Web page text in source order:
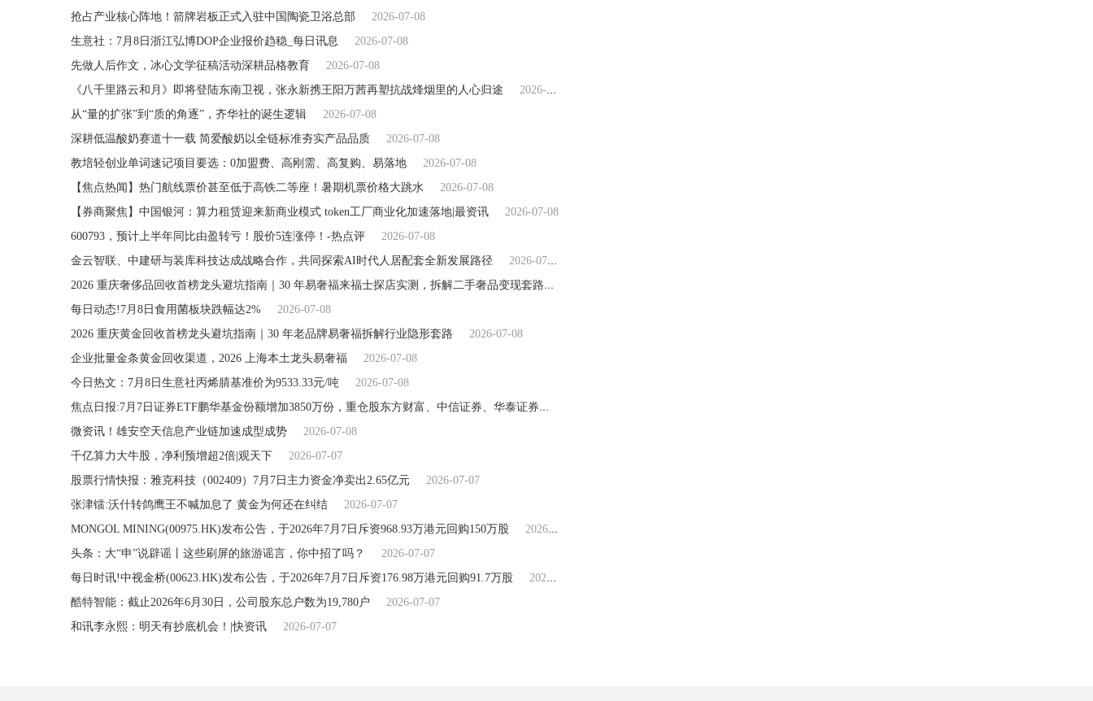
抢占产业核心阵地！箭牌岩板正式入驻中国陶瓷卫浴总部
2026-07-08
生意社：7月8日浙江弘博DOP企业报价趋稳_每日讯息
2026-07-08
先做人后作文，冰心文学征稿活动深耕品格教育
2026-07-08
《八千里路云和月》即将登陆东南卫视，张永新携王阳万茜再塑抗战烽烟里的人心归途
2026-07-08
从“量的扩张”到“质的角逐”，齐华社的诞生逻辑
2026-07-08
深耕低温酸奶赛道十一载 简爱酸奶以全链标准夯实产品品质
2026-07-08
教培轻创业单词速记项目要选：0加盟费、高刚需、高复购、易落地
2026-07-08
【焦点热闻】热门航线票价甚至低于高铁二等座！暑期机票价格大跳水
2026-07-08
【券商聚焦】中国银河：算力租赁迎来新商业模式 token工厂商业化加速落地|最资讯
2026-07-08
600793，预计上半年同比由盈转亏！股价5连涨停！-热点评
2026-07-08
金云智联、中建研与装库科技达成战略合作，共同探索AI时代人居配套全新发展路径
2026-07-08
2026 重庆奢侈品回收首榜龙头避坑指南｜30 年易奢福来福士探店实测，拆解二手奢品变现套路
每日动态!7月8日食用菌板块跌幅达2%
2026-07-08
2026 重庆黄金回收首榜龙头避坑指南｜30 年老品牌易奢福拆解行业隐形套路
2026-07-08
企业批量金条黄金回收渠道，2026 上海本土龙头易奢福
2026-07-08
今日热文：7月8日生意社丙烯腈基准价为9533.33元/吨
2026-07-08
焦点日报:7月7日证券ETF鹏华基金份额增加3850万份，重仓股东方财富、中信证券、华泰证券
微资讯！雄安空天信息产业链加速成型成势
2026-07-08
千亿算力大牛股，净利预增超2倍|观天下
2026-07-07
股票行情快报：雅克科技（002409）7月7日主力资金净卖出2.65亿元
2026-07-07
张津镭:沃什转鸽鹰王不喊加息了 黄金为何还在纠结
2026-07-07
MONGOL MINING(00975.HK)发布公告，于2026年7月7日斥资968.93万港元回购150万股
2026-07-07
头条：大“申”说辟谣丨这些刷屏的旅游谣言，你中招了吗？
2026-07-07
每日时讯!中视金桥(00623.HK)发布公告，于2026年7月7日斥资176.98万港元回购91.7万股
2026-07-07
酷特智能：截止2026年6月30日，公司股东总户数为19,780户
2026-07-07
和讯李永熙：明天有抄底机会！|快资讯
2026-07-07